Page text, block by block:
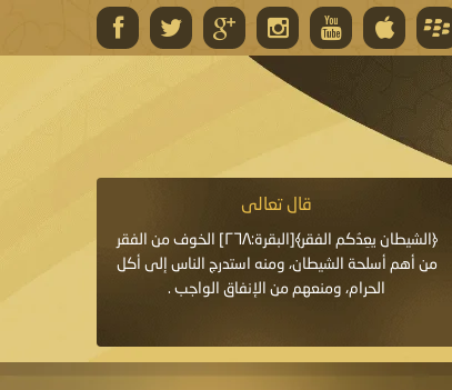
قال تعالى
﴿الشيطان يعِدُكم الفقر﴾[البقرة:٢٦٨] الخوف من الفقر
من أهم أسلحة الشيطان، ومنه استدرج الناس إلى أكل
الحرام، ومنعهم من الإنفاق الواجب .